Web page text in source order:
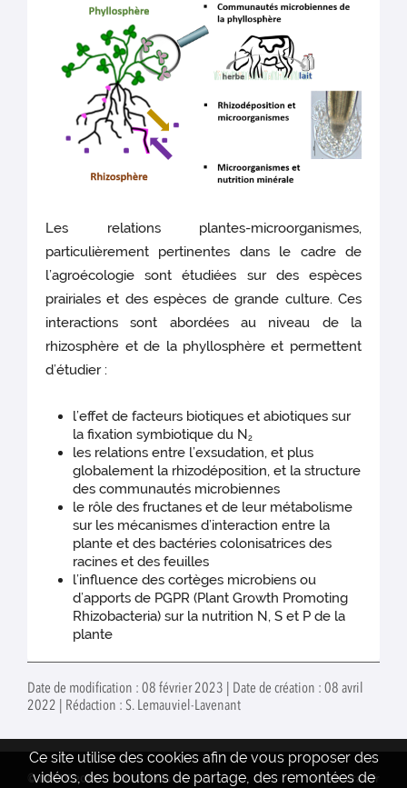
Les relations plantes-microorganismes,
particulièrement pertinentes dans le cadre de
l’agroécologie sont étudiées sur des espèces
prairiales et des espèces de grande culture. Ces
interactions sont abordées au niveau de la
rhizosphère et de la phyllosphère et permettent
d’étudier :
l’effet de facteurs biotiques et abiotiques sur
la fixation symbiotique du N2
les relations entre l’exsudation, et plus
globalement la rhizodéposition, et la structure
des communautés microbiennes
le rôle des fructanes et de leur métabolisme
sur les mécanismes d’interaction entre la
plante et des bactéries colonisatrices des
racines et des feuilles
l’influence des cortèges microbiens ou
d’apports de PGPR (Plant Growth Promoting
Rhizobacteria) sur la nutrition N, S et P de la
plante
Date de modification : 08 février 2023 | Date de création : 08 avril
2022 | Rédaction : S. Lemauviel-Lavenant
Ce site utilise des cookies afin de vous proposer des
vidéos, des boutons de partage, des remontées de
© INRAE 2022
Actualités
www.inrae.fr